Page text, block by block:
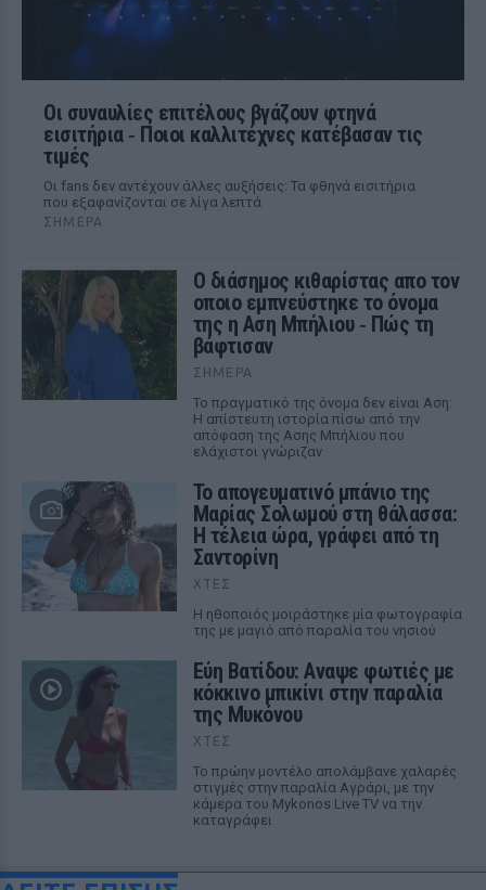
Οι συναυλίες επιτέλους βγάζουν φτηνά
εισιτήρια ‑ Ποιοι καλλιτέχνες κατέβασαν τις
τιμές
Οι fans δεν αντέχουν άλλες αυξήσεις: Τα φθηνά εισιτήρια
που εξαφανίζονται σε λίγα λεπτά
ΣΉΜΕΡΑ
Ο διάσημος κιθαρίστας απο τον
οποιο εμπνεύστηκε το όνομα
της η Αση Μπήλιου ‑ Πώς τη
βάφτισαν
ΣΉΜΕΡΑ
Το πραγματικό της όνομα δεν είναι Αση:
Η απίστευτη ιστορία πίσω από την
απόφαση της Ασης Μπήλιου που
ελάχιστοι γνώριζαν
Το απογευματινό μπάνιο της
Μαρίας Σολωμού στη θάλασσα:
Η τέλεια ώρα, γράφει από τη
Σαντορίνη
ΧΤΕΣ
Η ηθοποιός μοιράστηκε μία φωτογραφία
της με μαγιό από παραλία του νησιού
Εύη Βατίδου: Αναψε φωτιές με
κόκκινο μπικίνι στην παραλία
της Μυκόνου
ΧΤΕΣ
Το πρώην μοντέλο απολάμβανε χαλαρές
στιγμές στην παραλία Αγράρι, με την
κάμερα του Mykonos Live TV να την
καταγράφει